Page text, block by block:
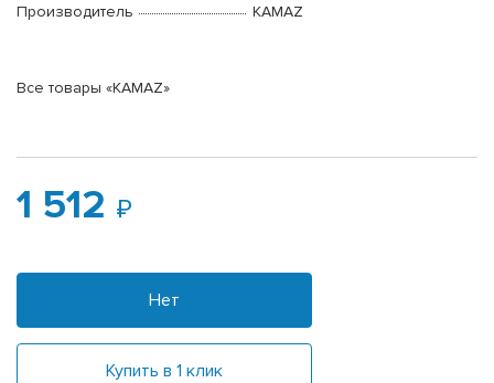
Производитель
KAMAZ
Все товары «KAMAZ»
1 512
Нет
Купить в 1 клик